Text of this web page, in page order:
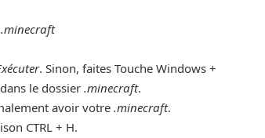
.minecraft
. Sinon, faites Touche Windows +
le dossier.minecraft.
avoir votre.minecraft.
CTRL + H.